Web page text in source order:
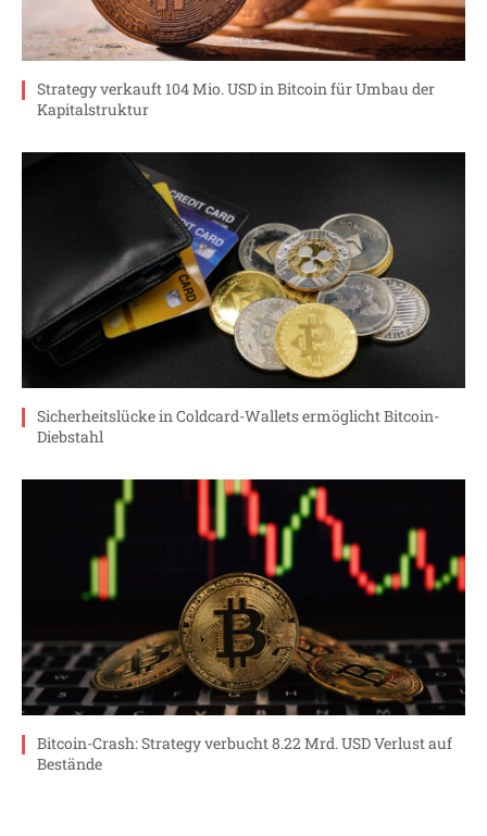
Strategy verkauft 104 Mio. USD in Bitcoin für Umbau der
Kapitalstruktur
Sicherheitslücke in Coldcard-Wallets ermöglicht Bitcoin-
Diebstahl
Bitcoin-Crash: Strategy verbucht 8.22 Mrd. USD Verlust auf
Bestände